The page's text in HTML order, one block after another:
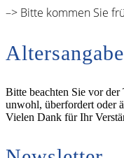
–> Bitte kommen Sie
Bitte beachten Sie vor
unwohl, überfordert oder
Vielen Dank für Ihr